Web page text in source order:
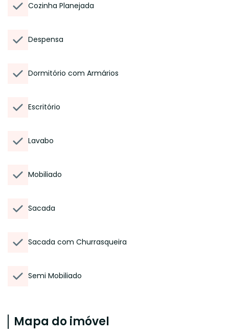
Cozinha Planejada
Despensa
Dormitório com Armários
Escritório
Lavabo
Mobiliado
Sacada
Sacada com Churrasqueira
Semi Mobiliado
Mapa do imóvel